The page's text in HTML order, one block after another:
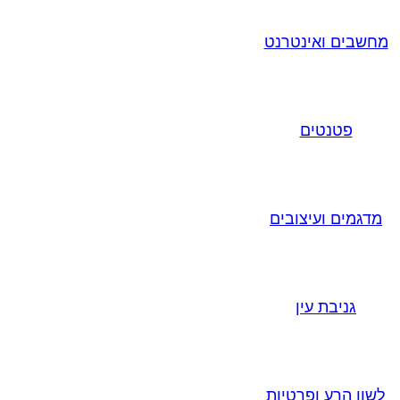
מחשבים ואינטרנט
פטנטים
מדגמים ועיצובים
גניבת עין
לשון הרע ופרטיות